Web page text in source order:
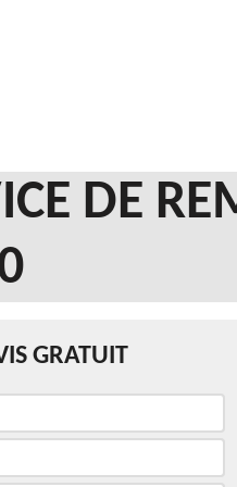
DE
GRATUIT